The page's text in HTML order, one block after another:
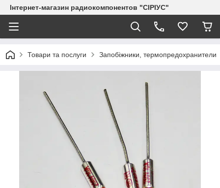
Інтернет-магазин радиокомпонентов "СІРІУС"
Товари та послуги Запобіжники, термопредохранители